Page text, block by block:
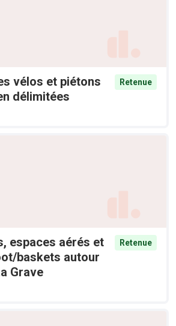
vélos et piétons
délimitées
Retenue
espaces aérés et
baskets autour
Grave
Retenue